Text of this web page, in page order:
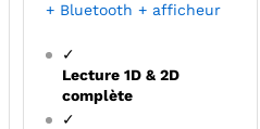
+ Bluetooth + afficheur
✓
Lecture 1D & 2D
complète
✓